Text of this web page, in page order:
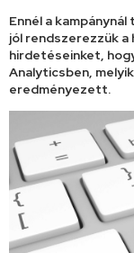
Ennél a
jól rendszerezzük
hirdetéseinket,
Analyticsben,
eredményezett.